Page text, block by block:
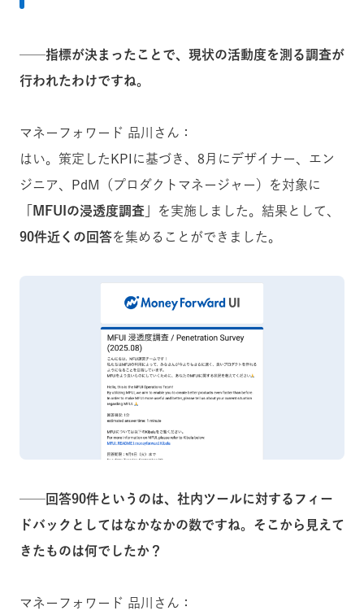
──指標が決まったことで、現状の活動度を測る調査が
行われたわけですね。
マネーフォワード 品川さん：
はい。策定したKPIに基づき、8月にデザイナー、エン
ジニア、PdM（プロダクトマネージャー）を対象に
「MFUIの浸透度調査」
を実施しました。結果として、
90件近くの回答を集めることができました。
──回答90件というのは、社内ツールに対するフィー
ドバックとしてはなかなかの数ですね。そこから見えて
きたものは何でしたか？
マネーフォワード 品川さん：